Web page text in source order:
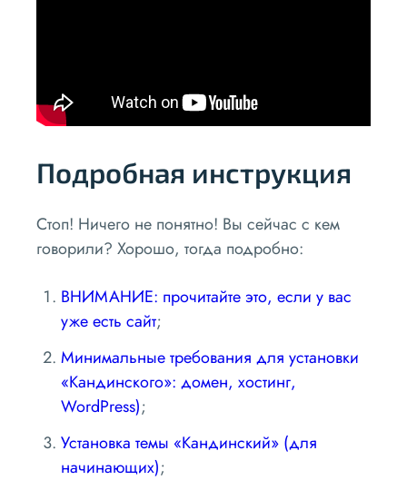
Подробная инструкция
Стоп! Ничего не понятно! Вы сейчас с кем
говорили? Хорошо, тогда подробно:
ВНИМАНИЕ: прочитайте это, если у вас
уже есть сайт;
Минимальные требования для установки
«Кандинского»: домен, хостинг,
WordPress);
Установка темы «Кандинский» (для
начинающих);